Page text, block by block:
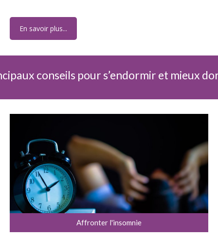
En savoir plus...
conseils pour s’endormir et mieux
Affronter l'insomnie